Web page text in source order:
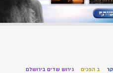
ב הפכים גירוש שדים בירושלם